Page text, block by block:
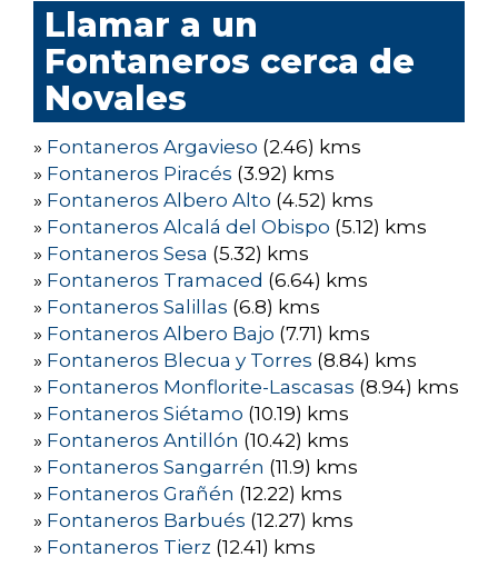
Llamar a un
Fontaneros cerca de
Novales
» Fontaneros Argavieso (2.46) kms
» Fontaneros Piracés (3.92) kms
» Fontaneros Albero Alto (4.52) kms
» Fontaneros Alcalá del Obispo (5.12) kms
» Fontaneros Sesa (5.32) kms
» Fontaneros Tramaced (6.64) kms
» Fontaneros Salillas (6.8) kms
» Fontaneros Albero Bajo (7.71) kms
» Fontaneros Blecua y Torres (8.84) kms
» Fontaneros Monflorite-Lascasas (8.94) kms
» Fontaneros Siétamo (10.19) kms
» Fontaneros Antillón (10.42) kms
» Fontaneros Sangarrén (11.9) kms
» Fontaneros Grañén (12.22) kms
» Fontaneros Barbués (12.27) kms
» Fontaneros Tierz (12.41) kms